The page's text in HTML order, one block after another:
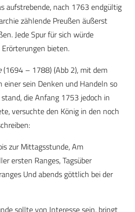
aufstrebende, nach 1763 endgültig
zählende Preußen äußerst
Jede Spur für sich würde
bieten.
(1694 – 1788) (Abb 2), mit dem
einer sein Denken und Handeln so
die Anfang 1753 jedoch in
versuchte den König in den noch
zur Mittagsstunde, Am
ersten Ranges, Tagsüber
Und abends göttlich bei der
sollte von Interesse sein, bringt